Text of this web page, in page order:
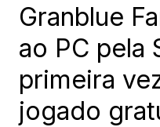
Granblue
ao PC pela
primeira
jogado